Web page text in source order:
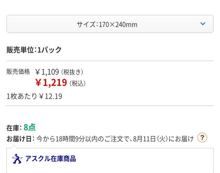
サイズ：170×240mm
販売単位：1パック
販売価格 ￥1,109 （税抜き）
￥1,219 （税込）
1枚あたり￥12.19
在庫： 8点
お届け日： 今から18時間9分以内のご注文で、8月11日（火）にお届け
アスクル在庫商品